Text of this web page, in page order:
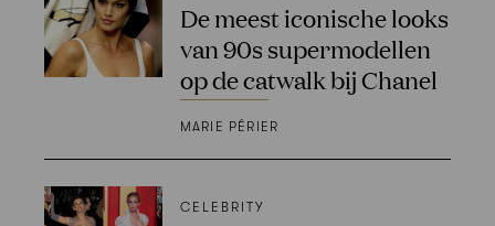
De meest iconische looks
van 90s supermodellen
op de catwalk bij Chanel
MARIE PÉRIER
CELEBRITY